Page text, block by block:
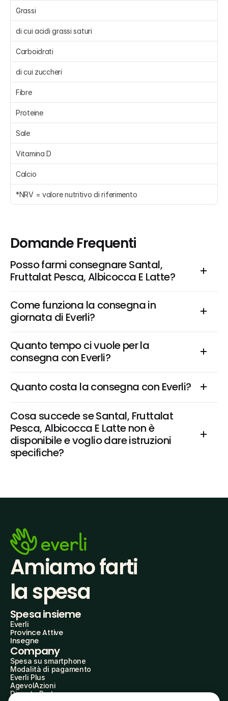
Grassi
di cui acidi grassi saturi
Carboidrati
di cui zuccheri
Fibre
Proteine
Sale
Vitamina D
Calcio
*NRV = valore nutritivo di riferimento
Domande Frequenti
Posso farmi consegnare Santal,
Fruttalat Pesca, Albicocca E Latte?
Come funziona la consegna in
giornata di Everli?
Quanto tempo ci vuole per la
consegna con Everli?
Quanto costa la consegna con Everli?
Cosa succede se Santal, Fruttalat
Pesca, Albicocca E Latte non è
disponibile e voglio dare istruzioni
specifiche?
Amiamo farti
la spesa
Spesa insieme
Everli
Province Attive
Insegne
Company
Spesa su smartphone
Modalità di pagamento
Everli Plus
AgevolAzioni
Diventa Partner